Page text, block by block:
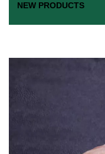
NEW PRODUCTS